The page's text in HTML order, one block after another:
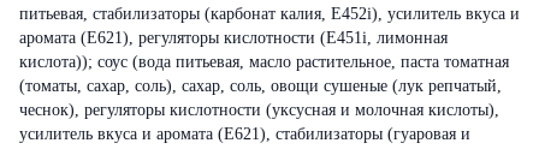
питьевая, стабилизаторы (карбонат калия, Е452i), усилитель вкуса и
аромата (Е621), регуляторы кислотности (Е451i, лимонная
кислота)); соус (вода питьевая, масло растительное, паста томатная
(томаты, сахар, соль), сахар, соль, овощи сушеные (лук репчатый,
чеснок), регуляторы кислотности (уксусная и молочная кислоты),
усилитель вкуса и аромата (Е621), стабилизаторы (гуаровая и